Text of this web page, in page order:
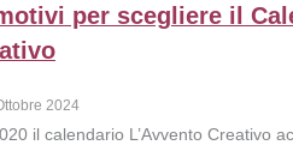
per scegliere il
2024
il calendario L’Avvento Creativo